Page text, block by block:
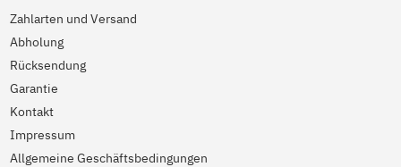
Zahlarten und Versand
Abholung
Rücksendung
Garantie
Kontakt
Impressum
Allgemeine Geschäftsbedingungen